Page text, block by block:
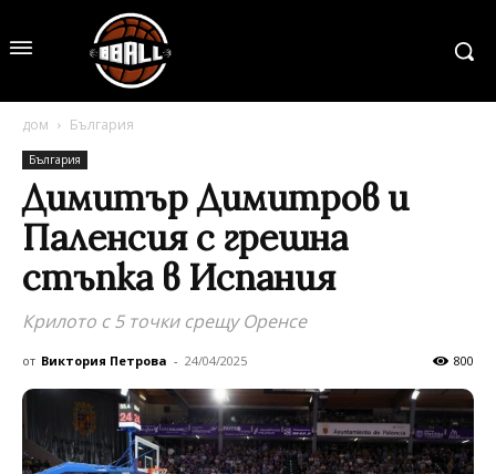
дом България
България
Димитър Димитров и
Паленсия с грешна
стъпка в Испания
Крилото с 5 точки срещу Оренсе
от Виктория Петрова - 24/04/2025 800